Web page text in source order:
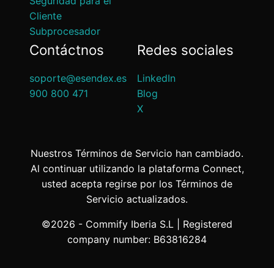
Cliente
Subprocesador
Contáctnos
soporte@esendex.es
900 800 471
Redes sociales
LinkedIn
Blog
X
Nuestros Términos de Servicio han cambiado.
Al continuar utilizando la plataforma Connect,
usted acepta regirse por los Términos de
Servicio actualizados.
©2026 - Commify Iberia S.L | Registered
company number: B63816284